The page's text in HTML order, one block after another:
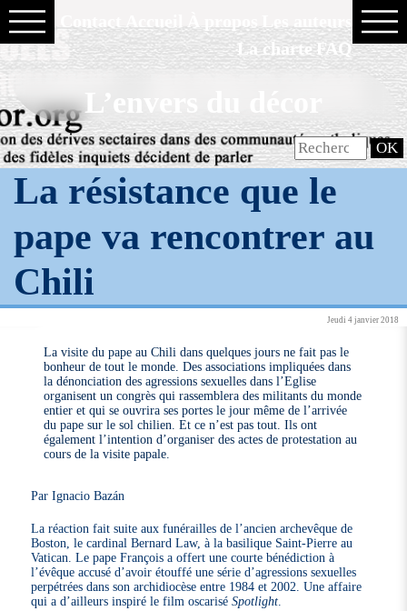
La charte FAQ
L’envers du décor
La résistance que le
pape va rencontrer au
Chili
Jeudi 4 janvier 2018
La visite du pape au Chili dans quelques jours ne fait pas le
bonheur de tout le monde. Des associations impliquées dans
la dénonciation des agressions sexuelles dans l’Eglise
organisent un congrès qui rassemblera des militants du monde
entier et qui se ouvrira ses portes le jour même de l’arrivée
du pape sur le sol chilien. Et ce n’est pas tout. Ils ont
également l’intention d’organiser des actes de protestation au
cours de la visite papale.
Par Ignacio Bazán
La réaction fait suite aux funérailles de l’ancien archevêque de
Boston, le cardinal Bernard Law, à la basilique Saint-Pierre au
Vatican. Le pape François a offert une courte bénédiction à
l’évêque accusé d’avoir étouffé une série d’agressions sexuelles
perpétrées dans son archidiocèse entre 1984 et 2002. Une affaire
qui a d’ailleurs inspiré le film oscariséSpotlight